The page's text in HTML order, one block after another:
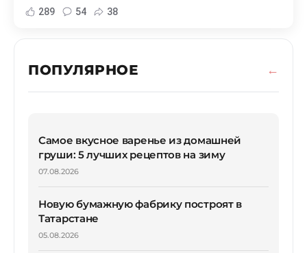
289 54 38
ПОПУЛЯРНОЕ
Самое вкусное варенье из домашней
груши: 5 лучших рецептов на зиму
07.08.2026
Новую бумажную фабрику построят в
Татарстане
05.08.2026